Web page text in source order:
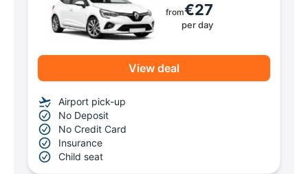
from€27
per day
View deal
Airport pick-up
No Deposit
No Credit Card
Insurance
Child seat